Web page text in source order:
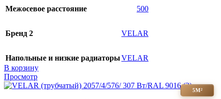
Межосевое расстояние 500
Бренд 2 VELAR
Напольные и низкие радиаторыVELAR
В корзину
Просмотр
5М²